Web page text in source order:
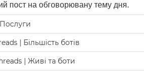
пост на обговорювану тему дня.
Послуги
| Більшість ботів
| Живі та боти